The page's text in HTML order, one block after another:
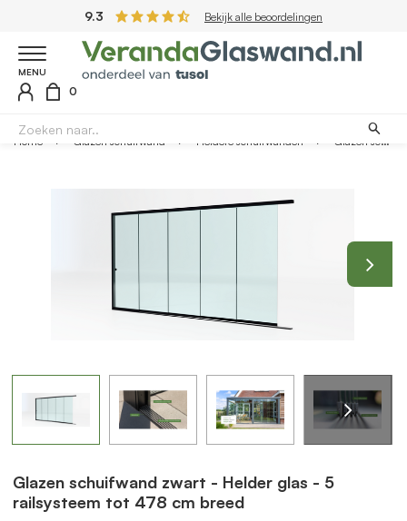
9.3 Bekijk alle beoordelingen
MENU
0
Home Glazen schuifwand Heldere schuifwanden Glazen schuifwand zwart - Helder glas - 5 railsysteem tot 478 cm breed
Glazen schuifwand zwart - Helder glas - 5
railsysteem tot 478 cm breed